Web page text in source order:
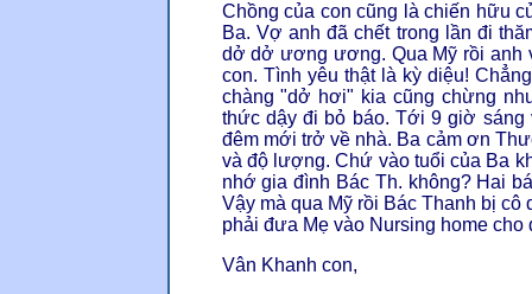
Chồng của con cũng là chiến hữu
Ba. Vợ anh đã chết trong lần đi
dở dở ương ương. Qua Mỹ rồi anh
con. Tình yêu thật là kỳ diệu!
chàng "dở hơi" kia cũng chừng
thức dậy đi bỏ báo. Tới 9 giờ
đêm mới trở về nhà. Ba cảm ơn
và độ lượng. Chứ vào tuổi của Ba
nhớ gia đình Bác Th. không? Hai
Vậy mà qua Mỹ rồi Bác Thanh bị
phải đưa Mẹ vào Nursing home cho
Vân Khanh con,